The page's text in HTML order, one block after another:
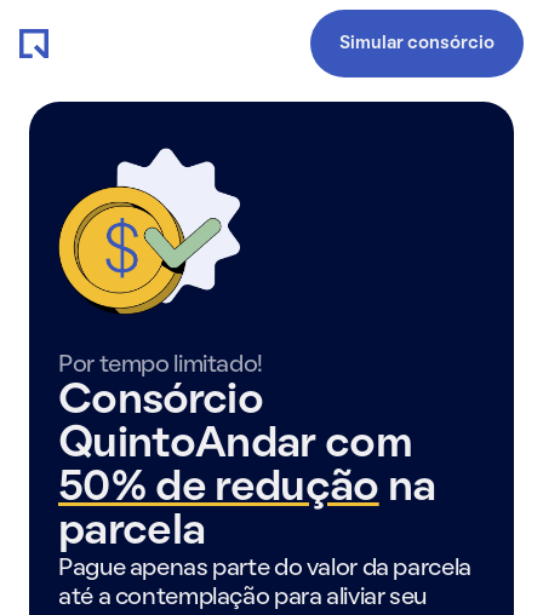
Simular consórcio
Por tempo limitado!
Consórcio
QuintoAndar com
50% de redução na
parcela
Pague apenas parte do valor da parcela
até a contemplação para aliviar seu